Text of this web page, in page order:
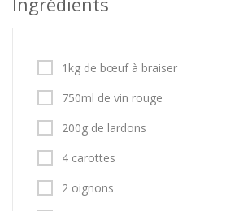
1kg de bœuf à braiser
750ml de vin rouge
200g de lardons
4 carottes
2 oignons